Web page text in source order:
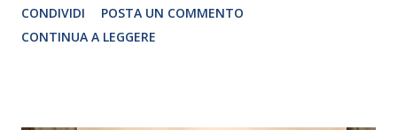
CRISTINA PEZZOLI
CONDIVIDI
POSTA UN COMMENTO
CONTINUA A LEGGERE